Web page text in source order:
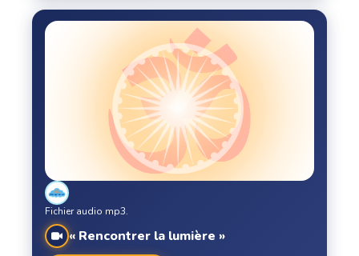
« Rencontrer la lumière »
Fichier audio mp3.